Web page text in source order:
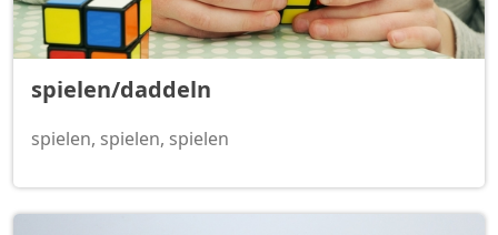
spielen/daddeln
spielen, spielen, spielen